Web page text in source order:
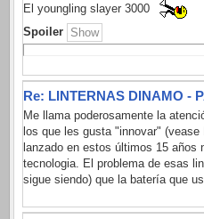
El youngling slayer 3000
Spoiler
Re: LINTERNAS DINAMO -
Me llama poderosamente la
los que les gusta "innovar"
lanzado en estos últimos 15 años
tecnologia. El problema de esas
sigue siendo) que la batería que